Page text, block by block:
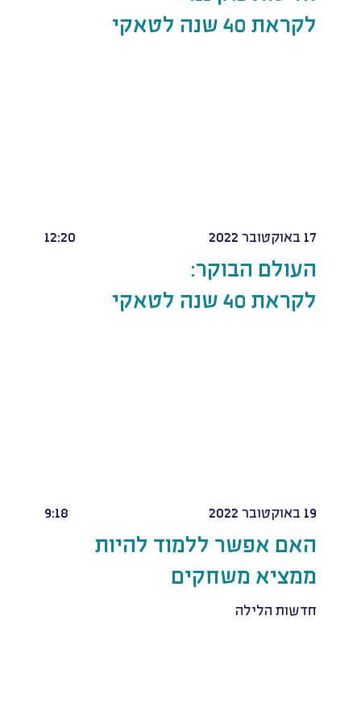
לקראת 40 שנה לטאקי
17 באוקטובר 2022 12:20
העולם הבוקר:
לקראת 40 שנה לטאקי
19 באוקטובר 2022 9:18
האם אפשר ללמוד להיות
ממציא משחקים
חדשות הלילה